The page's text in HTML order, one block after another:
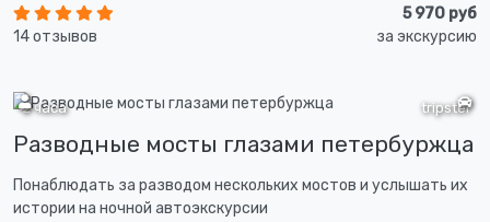
14 отзывов
5 970 руб
за экскурсию
tripster
2 часа
Разводные мосты глазами петербуржца
Понаблюдать за разводом нескольких мостов и услышать их
истории на ночной автоэкскурсии